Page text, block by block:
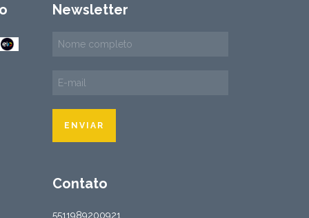
Newsletter
Contato
5511989200921